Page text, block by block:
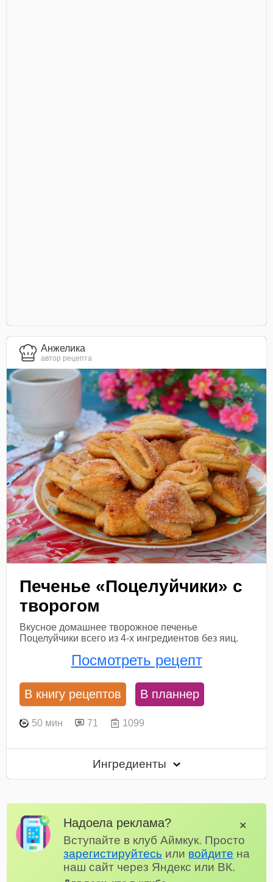
Анжелика
автор рецепта
Печенье «Поцелуйчики» с
творогом
Вкусное домашнее творожное печенье
Поцелуйчики всего из 4-х ингредиентов без яиц.
Посмотреть рецепт
В книгу рецептов В планнер
50 мин 71 1099
Ингредиенты
Надоела реклама?
Вступайте в клуб Аймкук. Просто
зарегистируйтесь или войдите на
наш сайт через Яндекс или ВК.
✕